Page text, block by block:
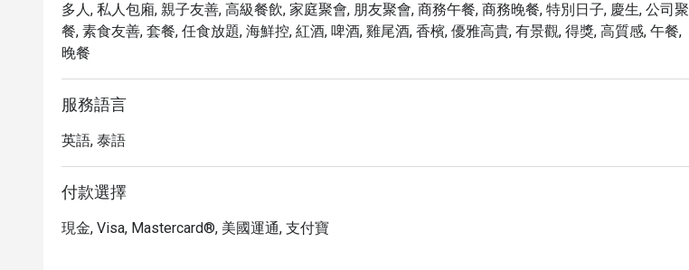
多人, 私人包廂, 親子友善, 高級餐飲, 家庭聚會, 朋友聚會, 商務午餐, 商務晚餐, 特別日子, 慶生, 公司聚
餐, 素食友善, 套餐, 任食放題, 海鮮控, 紅酒, 啤酒, 雞尾酒, 香檳, 優雅高貴, 有景觀, 得獎, 高質感, 午餐,
晚餐
服務語言
英語, 泰語
付款選擇
現金, Visa, Mastercard®, 美國運通, 支付寶